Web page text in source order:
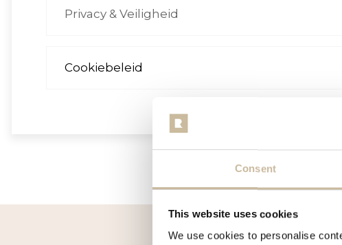
Consent
This website uses cookies
We use cookies to personalise
Privacy & Veiligheid
Cookiebeleid